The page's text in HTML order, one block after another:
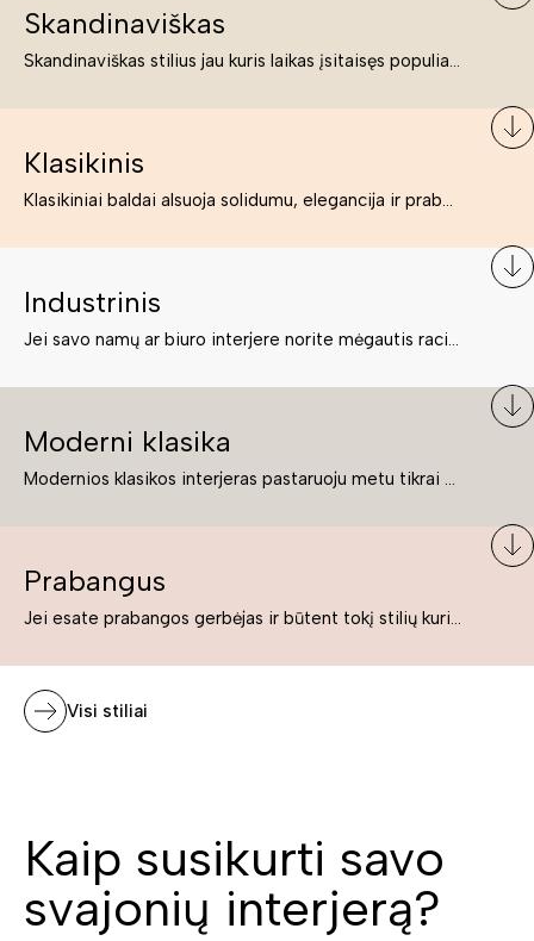
Skandinaviškas
Skandinaviškas stilius jau kuris laikas įsitaisęs populiariausiųjų sąraše. Namai, butai labai dažnai įrengiami remiantis būtent šio stiliaus ypatumais. Dėl švelnių spalvų, praktiškumo ir estetikos jis masina tuos, kurie neabejingi šviesiem ar neutralių spalvų koloritui, paprastumui, funkcionalumui, natūralumui ir stilingai estetikai. Platų skandinaviškų baldų spektrą rasite „Deinavos baldų“ asortimente.
Klasikinis
Klasikiniai baldai alsuoja solidumu, elegancija ir prabanga. Paprastai jie būna masyvūs, kuria didybės įspūdį. Neabejotinai jie bus geriausias pasirinkimas estetiškam ir rafinuotam klasikiniam namų interjerui. Kartais klasikiniai baldai traktuojami kaip senoviniai, bet tai ne tiesa – klasika yra stilius, neišsemiama elegancija ir rafinuotumas.
Industrinis
Jei savo namų ar biuro interjere norite mėgautis racionaliai išnaudotomis erdvėmis, funkcionalumu ir esate neabejingi tamsesniam koloritui bei praktiškiems sprendimams, tuomet industrinis stilius bus būtent tai, ko Jums reikia. O industrinio stiliaus baldus išsirinksite mūsų asortimente.
Moderni klasika
Modernios klasikos interjeras pastaruoju metu tikrai yra „ant bangos“. Tie, kurie nenori pernelyg nutolti nuo klasikos, bet drauge žavisi šiuolaikiškais sprendimais, su malonumu savo namuose kuria klasikos ir modernaus interjero tandemą – elegantišką, subtilų ir žavingą.
Prabangus
Jei esate prabangos gerbėjas ir būtent tokį stilių kuriate savo namuose ar biure, tuomet solidūs, prabangūs baldai nepriekaištingai įsilies į Jūsų kuriamą interjerą.
Visi stiliai
Kaip susikurti savo
svajonių interjerą?